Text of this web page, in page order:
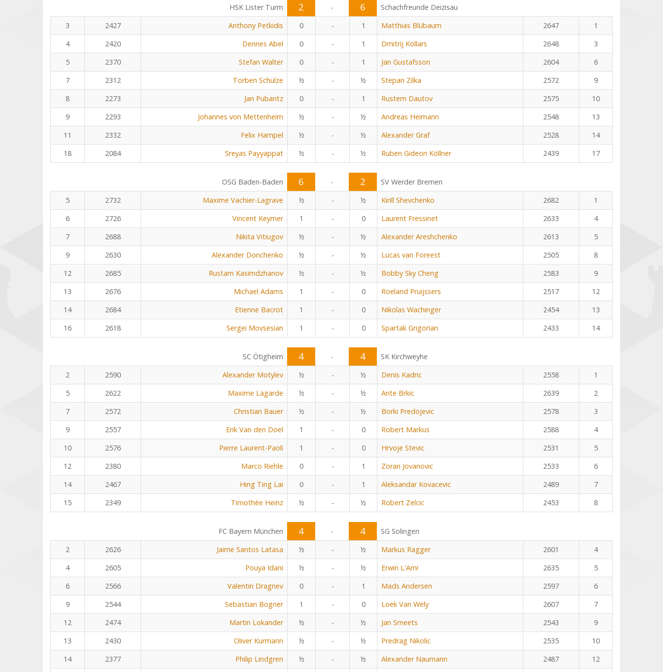
HSK Lister Turm 2 - 6
Schachfreunde Deizisau
3
2427 Anthony Petkidis 0 - 1 Matthias Blübaum 2647
1
4
2420 Dennes Abel 0 - 1 Dmitrij Kollars 2648
3
5
2370 Stefan Walter 0 - 1 Jan Gustafsson 2604
6
7
2312 Torben Schulze ½ - ½ Stepan Zilka 2572
9
8
2273 Jan Pubantz 0 - 1 Rustem Dautov 2575
10
9
2293 Johannes von Mettenheim ½ - ½ Andreas Heimann 2548
13
11
2332 Felix Hampel ½ - ½ Alexander Graf 2528
14
18
2084 Sreyas Payyappat ½ - ½ Ruben Gideon Köllner 2439 17
OSG Baden-Baden 6 - 2
SV Werder Bremen
5
2732 Maxime Vachier-Lagrave ½ - ½ Kirill Shevchenko 2682
1
6
2726 Vincent Keymer 1 - 0 Laurent Fressinet 2633
4
7
2688 Nikita Vitiugov ½ - ½ Alexander Areshchenko 2613
5
9
2630 Alexander Donchenko ½ - ½ Lucas van Foreest 2505
8
12
2685 Rustam Kasimdzhanov ½ - ½ Bobby Sky Cheng 2583
9
13
2676 Michael Adams 1 - 0 Roeland Pruijssers 2517
12
14
2684 Etienne Bacrot 1 - 0 Nikolas Wachinger 2454
13
16
2618 Sergei Movsesian 1 - 0 Spartak Grigorian 2433 14
SC Ötigheim 4 - 4
SK Kirchweyhe
2
2590 Alexander Motylev ½ - ½ Denis Kadric 2558
1
5
2622 Maxime Lagarde ½ - ½ Ante Brkic 2639
2
7
2572 Christian Bauer ½ - ½ Borki Predojevic 2578
3
9
2557 Erik Van den Doel 1 - 0 Robert Markus 2588
4
10
2576 Pierre Laurent-Paoli 1 - 0 Hrvoje Stevic 2531
5
12
2380 Marco Riehle 0 - 1 Zoran Jovanovic 2533
6
14
2467 Hing Ting Lai 0 - 1 Aleksandar Kovacevic 2489
7
15
2349 Timothée Heinz ½ - ½ Robert Zelcic 2453 8
FC Bayern München 4 - 4
SG Solingen
2
2626 Jaime Santos Latasa ½ - ½ Markus Ragger 2601
4
4
2605 Pouya Idani ½ - ½ Erwin L'Ami 2635
5
6
2566 Valentin Dragnev 0 - 1 Mads Andersen 2597
6
9
2544 Sebastian Bogner 1 - 0 Loek Van Wely 2607
7
12
2474 Martin Lokander ½ - ½ Jan Smeets 2543
9
13
2430 Oliver Kurmann ½ - ½ Predrag Nikolic 2535
10
14
2377 Philip Lindgren ½ - ½ Alexander Naumann 2487
12